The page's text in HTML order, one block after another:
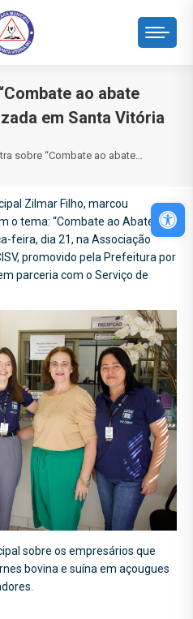
ao abate
em Santa Vitória
sobre “Combate ao abate…
Zilmar Filho, marcou
o tema: “Combate ao Abate
feira, dia 21, na Associação
promovido pela Prefeitura por
parceria com o Serviço de
sobre os empresários que
bovina e suína em açougues